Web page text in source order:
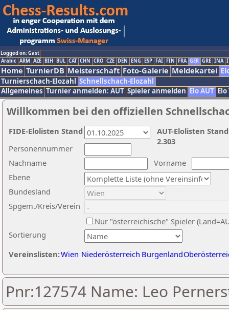
Logged on: Gast
Arabic ARM AZE BIH BUL CAT CHN CRO CZE DEN ENG ESP FAI FIN FRA GER GRE INA
Home TurnierDB Meisterschaft Foto-Galerie Meldekartei
Turnierschach-Elozahl Schnellschach-Elozahl
Allgemeines Turnier anmelden: AUT Spieler anmelden Elo AUT
Willkommen bei den offiziellen
Nachname
Vorname
Ebene
Sortierung
Personennummer
Bundesland
Spgem./Kreis/Verein
Nur "österreichische" Spieler
Vereinslisten:Wien Niederösterreich Burgenland
AUT-Elolisten
2.303
FIDE-Elolisten Stand
Pnr:127574 Name: Leo